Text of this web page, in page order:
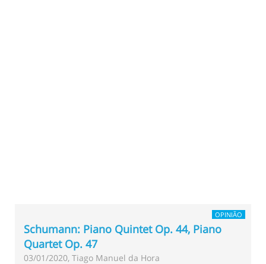
OPINIÃO
Schumann: Piano Quintet Op. 44, Piano
Quartet Op. 47
03/01/2020, Tiago Manuel da Hora